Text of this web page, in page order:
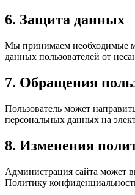
6. Защита данных
Мы принимаем необходимые
данных пользователей от
7. Обращения
Пользователь может
персональных данных на
8. Изменения
Администрация сайта может
Политику